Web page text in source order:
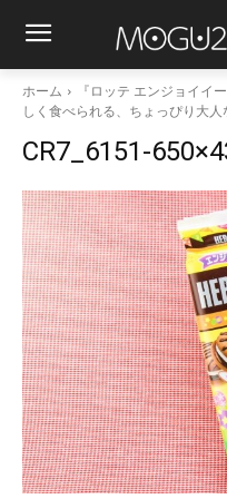
ホーム
『ロッテ エンジョイイ
しく食べられる、ちょっぴり大
CR7_6151-